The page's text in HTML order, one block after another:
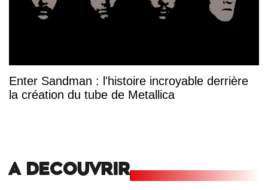
Enter Sandman : l'histoire incroyable derrière
la création du tube de Metallica
A DECOUVRIR